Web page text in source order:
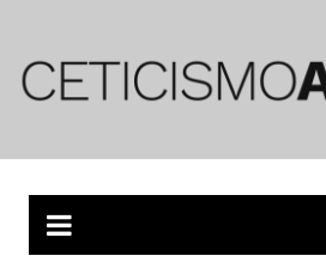
conteúdo